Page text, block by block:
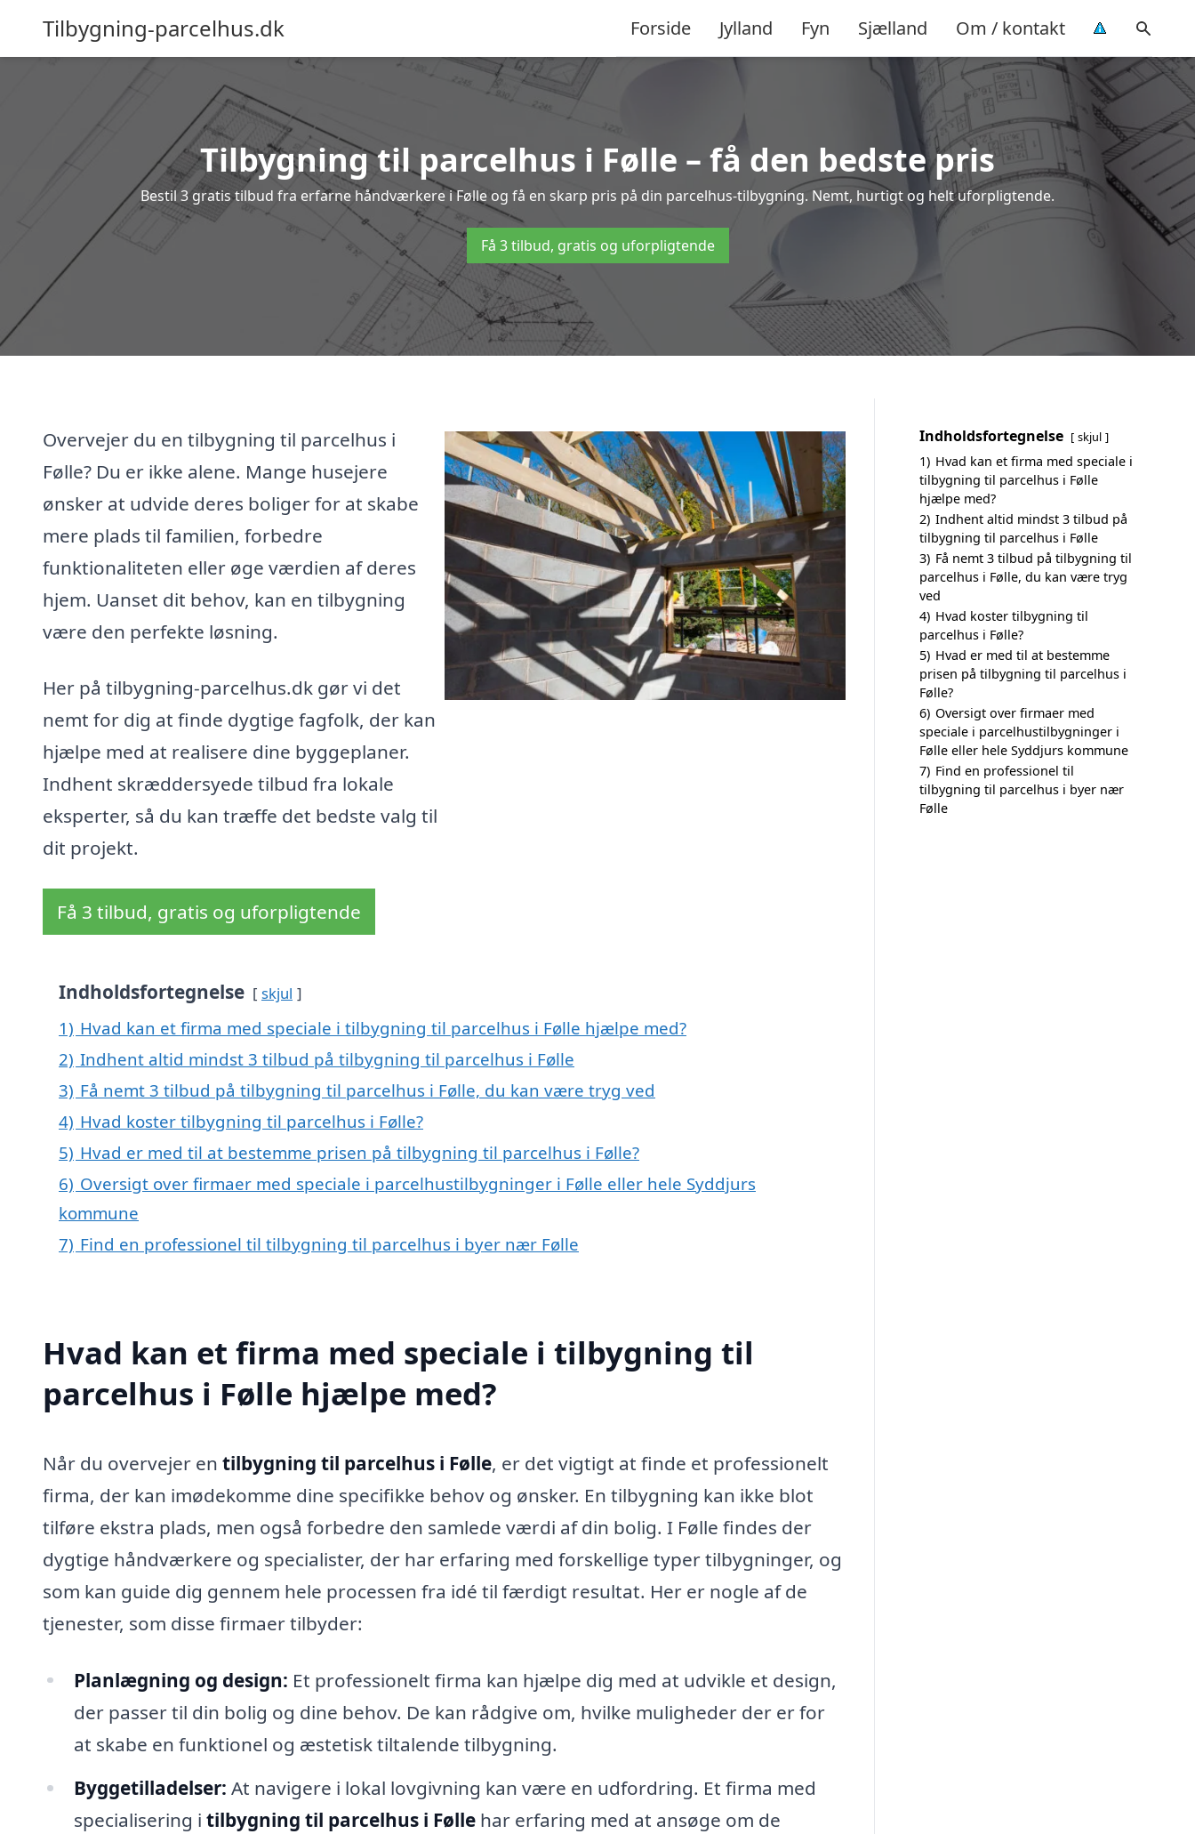
Tilbygning-parcelhus.dk Forside Jylland Fyn Sjælland Om / kontakt
Tilbygning til parcelhus i Følle – få den bedste pris
Bestil 3 gratis tilbud fra erfarne håndværkere i Følle og få en skarp pris på din parcelhus-tilbygning. Nemt, hurtigt og helt uforpligtende.
Få 3 tilbud, gratis og uforpligtende
Overvejer du en tilbygning til parcelhus i
Følle? Du er ikke alene. Mange husejere
ønsker at udvide deres boliger for at skabe
mere plads til familien, forbedre
funktionaliteten eller øge værdien af deres
hjem. Uanset dit behov, kan en tilbygning
være den perfekte løsning.
Her på tilbygning-parcelhus.dk gør vi det
nemt for dig at finde dygtige fagfolk, der kan
hjælpe med at realisere dine byggeplaner.
Indhent skræddersyede tilbud fra lokale
eksperter, så du kan træffe det bedste valg til
dit projekt.
Få 3 tilbud, gratis og uforpligtende
Indholdsfortegnelse skjul
1) Hvad kan et firma med speciale i tilbygning til parcelhus i Følle hjælpe med?
2) Indhent altid mindst 3 tilbud på tilbygning til parcelhus i Følle
3) Få nemt 3 tilbud på tilbygning til parcelhus i Følle, du kan være tryg ved
4) Hvad koster tilbygning til parcelhus i Følle?
5) Hvad er med til at bestemme prisen på tilbygning til parcelhus i Følle?
6) Oversigt over firmaer med speciale i parcelhustilbygninger i Følle eller hele Syddjurs
kommune
7) Find en professionel til tilbygning til parcelhus i byer nær Følle
Hvad kan et firma med speciale i tilbygning til
parcelhus i Følle hjælpe med?
Når du overvejer en tilbygning til parcelhus i Følle, er det vigtigt at finde et professionelt
firma, der kan imødekomme dine specifikke behov og ønsker. En tilbygning kan ikke blot
tilføre ekstra plads, men også forbedre den samlede værdi af din bolig. I Følle findes der
dygtige håndværkere og specialister, der har erfaring med forskellige typer tilbygninger, og
som kan guide dig gennem hele processen fra idé til færdigt resultat. Her er nogle af de
tjenester, som disse firmaer tilbyder:
Planlægning og design: Et professionelt firma kan hjælpe dig med at udvikle et design,
der passer til din bolig og dine behov. De kan rådgive om, hvilke muligheder der er for
at skabe en funktionel og æstetisk tiltalende tilbygning.
Byggetilladelser: At navigere i lokal lovgivning kan være en udfordring. Et firma med
specialisering i tilbygning til parcelhus i Føllehar erfaring med at ansøge om de
Indholdsfortegnelse skjul
1) Hvad kan et firma med speciale i
tilbygning til parcelhus i Følle
hjælpe med?
2) Indhent altid mindst 3 tilbud på
tilbygning til parcelhus i Følle
3) Få nemt 3 tilbud på tilbygning til
parcelhus i Følle, du kan være tryg
ved
4) Hvad koster tilbygning til
parcelhus i Følle?
5) Hvad er med til at bestemme
prisen på tilbygning til parcelhus i
Følle?
6) Oversigt over firmaer med
speciale i parcelhustilbygninger i
Følle eller hele Syddjurs kommune
7) Find en professionel til
tilbygning til parcelhus i byer nær
Følle